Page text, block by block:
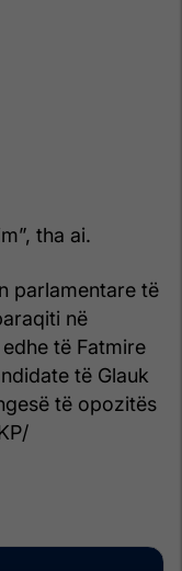
tha ai.
parlamentare të
në
të Fatmire
të Glauk
të opozitës